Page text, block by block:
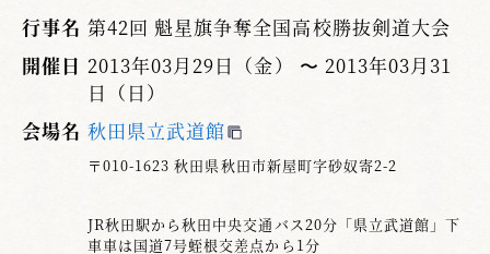
行事名 第42回 魁星旗争奪全国高校勝抜剣道大会
開催日 2013年03月29日（金） 〜 2013年03月31
日（日）
会場名 秋田県立武道館
〒010-1623 秋田県秋田市新屋町字砂奴寄2-2
JR秋田駅から秋田中央交通バス20分「県立武道館」下
車車は国道7号蛭根交差点から1分